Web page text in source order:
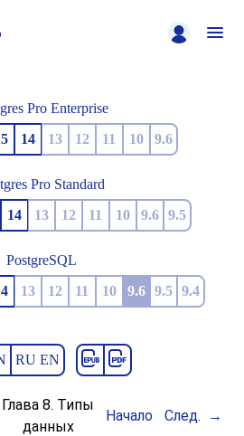
Pro Enterprise
14 13 12 11 10 9.6
Pro Standard
14 13 12 11 10 9.6 9.5
PostgreSQL
13 12 11 10 9.6 9.5 9.4
RU EN
Глава 8. Типы
данных
Начало След.